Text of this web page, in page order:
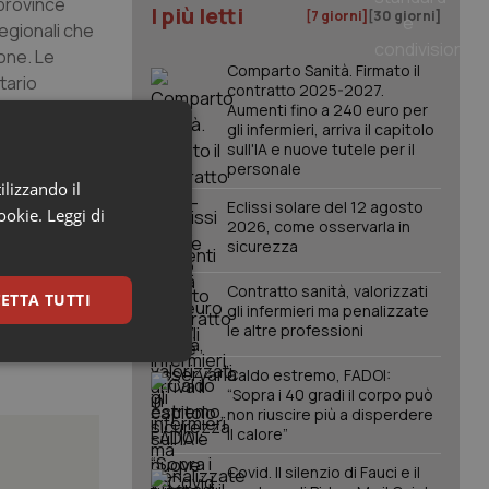
che
Le
risparmi
I più letti [7 giorni] [30 giorni]
Comparto Sanità. Firmato il
contratto 2025-2027.
Aumenti fino a 240 euro per
gli infermieri, arriva il capitolo
sull'IA e nuove tutele per il
personale
Eclissi solare del 12 agosto
2026, come osservarla in
sicurezza
Contratto sanità, valorizzati
gli infermieri ma penalizzate
le altre professioni
Caldo estremo, FADOI:
“Sopra i 40 gradi il corpo può
non riuscire più a disperdere
il calore”
Covid. Il silenzio di Fauci e il
il
Leggi di
TUTTI